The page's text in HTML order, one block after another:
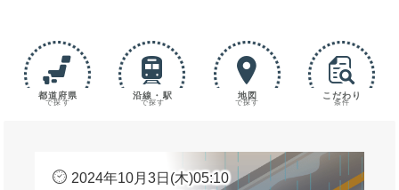
都道府県
で探す
沿線・駅
で探す
地図
で探す
こだわり
条件
2024年10月3日(木)05:10